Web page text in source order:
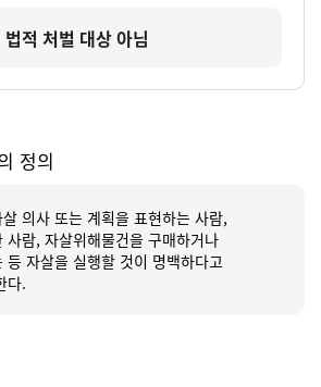
법적 처벌 대상 아님
정의
의사 또는 계획을 표현하는 사람,
사람, 자살위해물건을 구매하거나
등 자살을 실행할 것이 명백하다고
다.